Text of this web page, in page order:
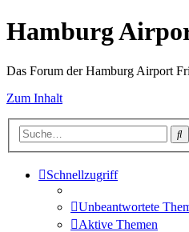
Hamburg
Das Forum der Hamburg Airport
Zum Inhalt
Schnellzugriff
Unbeantwortete
Aktive Themen